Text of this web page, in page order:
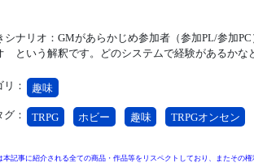
シナリオ：GMがあらかじめ参加者（参加PL/参加
という解釈です。どのシステムで経験があるかな
： 趣味
グ： TRPG ホビー 趣味 TRPGオンセン
本記事に紹介される全ての商品・作品等をリスペクトしており、またその